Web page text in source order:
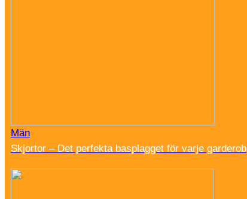
Män
Skjortor – Det perfekta basplagget för varje garderob